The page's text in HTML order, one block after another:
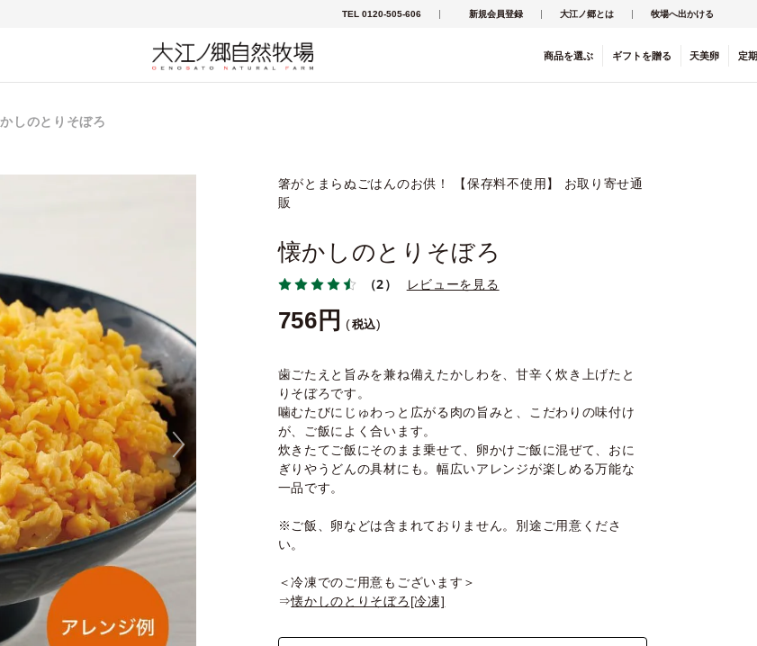
TEL 0120-505-606 新規会員登録 大江ノ郷とは 牧場へ出かける
商品を選ぶ ギフト を贈る 天美卵 定
しのとりそぼろ
箸がとまらぬごはんのお供！ 【保存料不使用】 お取り寄せ通
販
懐かしのとりそぼろ
（2） レビューを見る
756 税込
歯ごたえと旨みを兼ね備えたかしわを、甘辛く炊き上げたと
りそぼろです。
噛むたびにじゅわっと広がる肉の旨みと、こだわりの味付け
が、ご飯によく合います。
炊きたてご飯にそのまま乗せて、卵かけご飯に混ぜて、おに
ぎりやうどんの具材にも。幅広いアレンジが楽しめる万能な
一品です。
※ご飯、卵などは含まれておりません。別途ご用意くださ
い。
＜冷凍でのご用意もございます＞
⇒懐かしのとりそぼろ[冷凍]